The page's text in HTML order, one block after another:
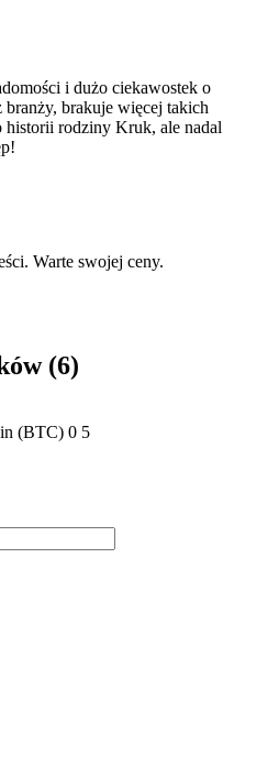
i dużo ciekawostek o
branży, brakuje więcej takich
historii rodziny Kruk, ale nadal
Warte swojej ceny.
(6)
(BTC) 0 5